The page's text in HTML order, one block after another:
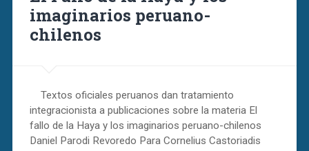
imaginarios peruano-
chilenos
Textos oficiales peruanos dan tratamiento
integracionista a publicaciones sobre la materia El
fallo de la Haya y los imaginarios peruano-chilenos
Daniel Parodi Revoredo Para Cornelius Castoriadis